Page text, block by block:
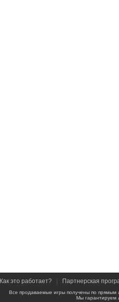
Как это работает? Партнерская
Все продаваемые игры получены по
Мы гарантируем